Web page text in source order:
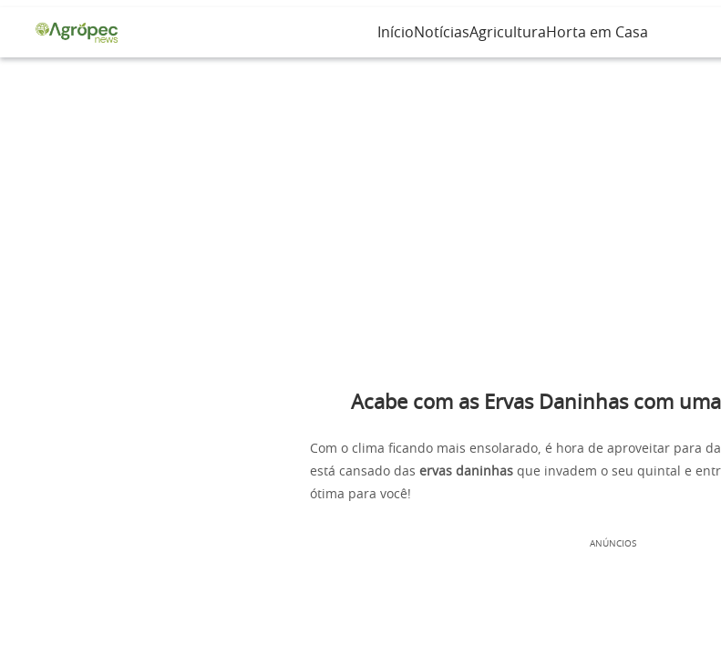
InícioNotíciasAgricultura Horta em Casa
Acabe com as Ervas Daninhas com
Com o clima ficando mais ensolarado, é hora de aproveitar para
está cansado das ervas daninhas que invadem o seu quintal e
ótima para você!
ANÚNCIOS